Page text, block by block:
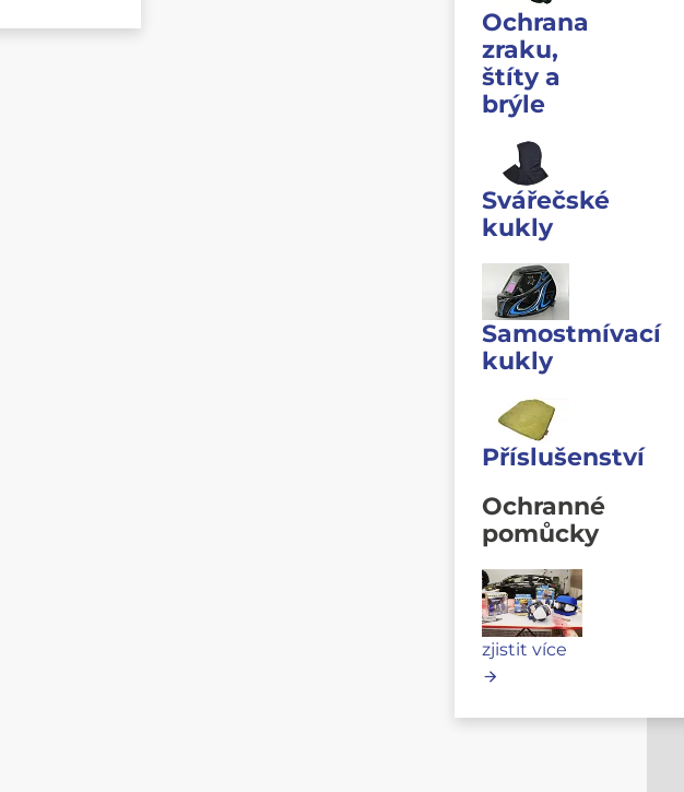
Ochrana
zraku,
štíty a
brýle
Svářečské
kukly
Samostmívací
kukly
Příslušenství
Ochranné
pomůcky
zjistit více